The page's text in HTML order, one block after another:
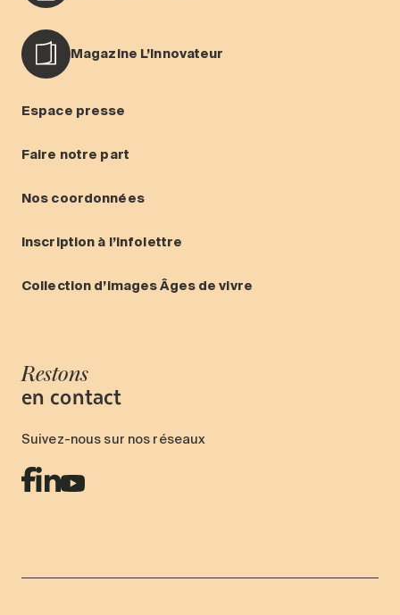
Magazine L’Innovateur
Espace presse
Faire notre part
Nos coordonnées
Inscription à l’infolettre
Collection d’images Âges de vivre
Restons
en contact
Suivez-nous sur nos réseaux